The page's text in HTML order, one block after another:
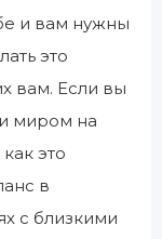
и вам нужны
это
вам. Если вы
миром на
это
в
с близкими